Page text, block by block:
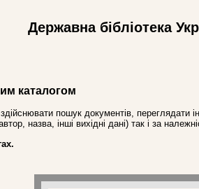
Державна бібліотека
каталогом
пошук документів, переглядати
назва, інші вихідні дані) так і за